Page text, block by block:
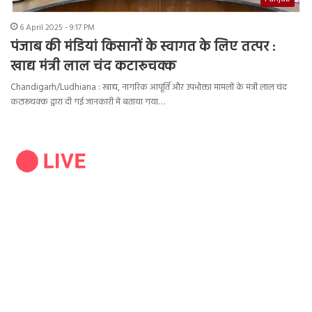
6 April 2025 - 9:17 PM
पंजाब की मंडियां किसानों के स्वागत के लिए तत्पर :
खाद्य मंत्री लाल चंद कटारूचक्क
Chandigarh/Ludhiana : खाद्य, नागरिक आपूर्ति और उपभोक्ता मामलों के मंत्री लाल चंद
कटारूचक्क द्वारा दी गई जानकारी में बताया गया…